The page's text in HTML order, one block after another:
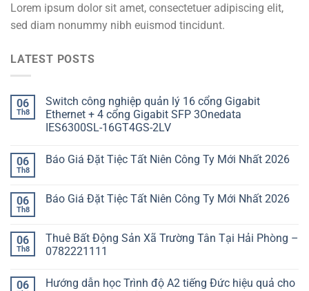
Lorem ipsum dolor sit amet, consectetuer adipiscing elit,
sed diam nonummy nibh euismod tincidunt.
LATEST POSTS
06
Th8
Switch công nghiệp quản lý 16 cổng Gigabit
Ethernet + 4 cổng Gigabit SFP 3Onedata
IES6300SL-16GT4GS-2LV
06
Th8
Báo Giá Đặt Tiệc Tất Niên Công Ty Mới Nhất 2026
06
Th8
Báo Giá Đặt Tiệc Tất Niên Công Ty Mới Nhất 2026
06
Th8
Thuê Bất Động Sản Xã Trường Tân Tại Hải Phòng –
0782221111
06
Hướng dẫn học Trình độ A2 tiếng Đức hiệu quả cho